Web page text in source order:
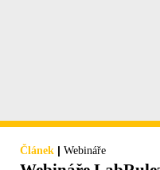
Článek | Webináře